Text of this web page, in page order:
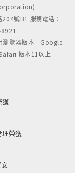
號B1 服務電話：
瀏覽器版本：Google
版本11以上
獲
理榮獲